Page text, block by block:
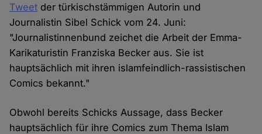
Tweet der türkischstämmigen Autorin und
Journalistin Sibel Schick vom 24. Juni:
"Journalistinnenbund zeichet die Arbeit der Emma-
Karikaturistin Franziska Becker aus. Sie ist
hauptsächlich mit ihren islamfeindlich-rassistischen
Comics bekannt."
Obwohl bereits Schicks Aussage, dass Becker
hauptsächlich für ihre Comics zum Thema Islam